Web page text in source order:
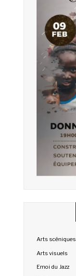
Arts scéniques
Arts visuels
Emoi du Jazz